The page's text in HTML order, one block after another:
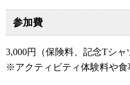
参加費
3,000円（保険料、記念Tシャ
※アクティビティ体験料や